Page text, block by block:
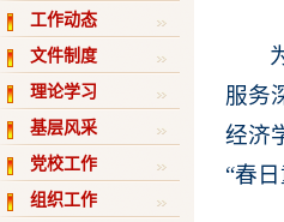
工作动态
文件制度
理论学习
基层风采
党校工作
组织工作
服务
经济
“春